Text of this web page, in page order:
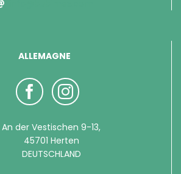
ALLEMAGNE
An der Vestischen 9-13,
45701 Herten
DEUTSCHLAND